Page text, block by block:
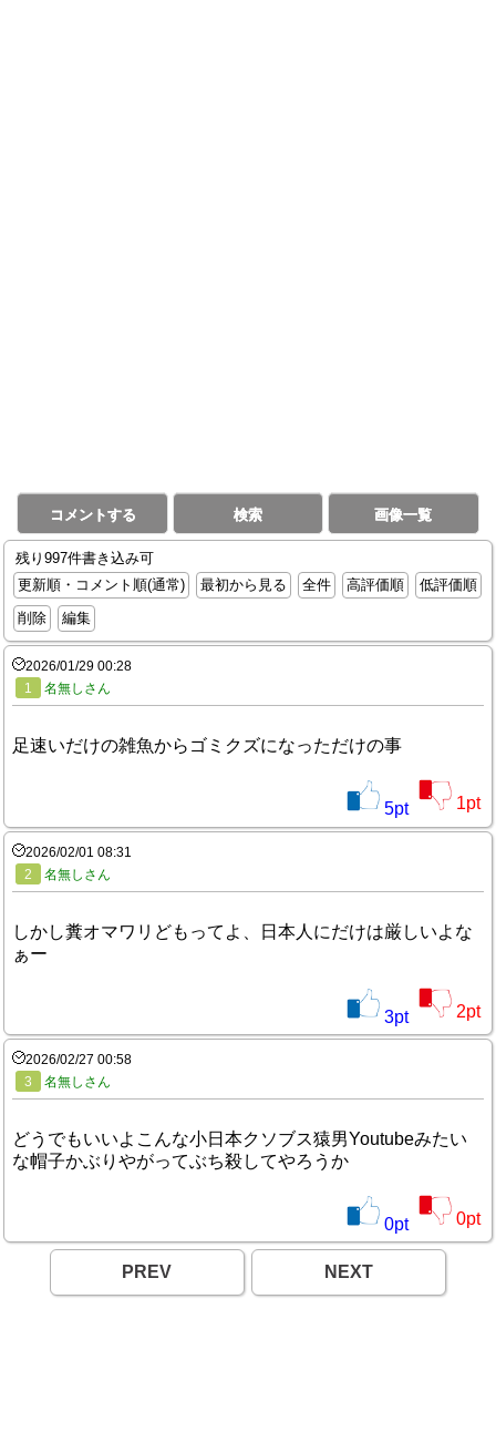
コメントする 検索 画像一覧
残り997件書き込み可
更新順・コメント順(通常)
最初から見る 全件 高評価順
低評価順
削除
編集
2026/01/29 00:28
1
名無しさん
足速いだけの雑魚からゴミクズになっただけの事
5pt 1pt
2026/02/01 08:31
2
名無しさん
しかし糞オマワリどもってよ、日本人にだけは厳しいよな
ぁー
3pt 2pt
2026/02/27 00:58
3
名無しさん
どうでもいいよこんな小日本クソブス猿男Youtubeみたい
な帽子かぶりやがってぶち殺してやろうか
0pt 0pt
PREV NEXT